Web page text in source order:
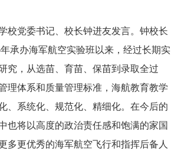
校党委书记、校长钟进友发言。钟校长
承办海军航空实验班以来，经过长期实
究，从选苗、育苗、保苗到录取全过
理体系和质量管理标准，海航教育教学
、系统化、规范化、精细化。在今后的
也将以高度的政治责任感和饱满的家国
多更优秀的海军航空飞行和指挥后备人